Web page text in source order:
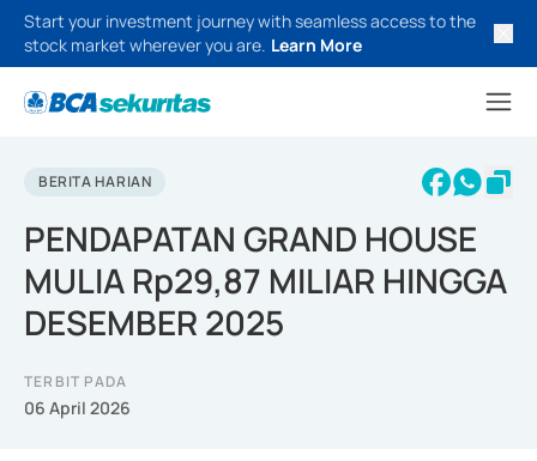
Start your investment journey with seamless access to the
stock market wherever you are. Learn More
BERITA HARIAN
PENDAPATAN GRAND HOUSE
MULIA Rp29,87 MILIAR HINGGA
DESEMBER 2025
TERBIT PADA
06 April 2026